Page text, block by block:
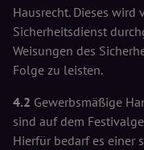
Hausrecht. Dieses
Sicherheitsdienst
Weisungen des
Folge zu leisten.
4.2 Gewerbsmäßige
sind auf dem
Hierfür bedarf es einer